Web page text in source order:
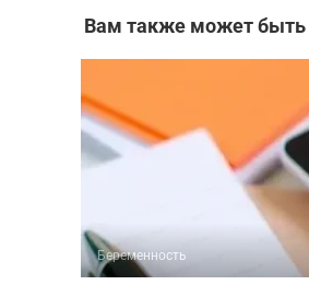
Вам также может быть
Беременность